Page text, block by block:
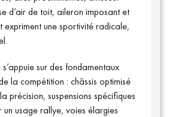
d’air de toit, aileron imposant et
une sportivité radicale,
sur des fondamentaux
la compétition : châssis optimisé
précision, suspensions spécifiques
usage rallye, voies élargies